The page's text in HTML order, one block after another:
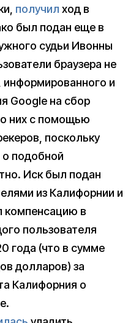
получил ход в
был подан еще в
судьи Ивонны
браузера не
информированного и
Google на сбор
них с помощью
поскольку
о подобной
Иск был подан
из Калифорнии и
компенсацию в
пользователя
года (что в сумме
долларов) за
Калифорния о